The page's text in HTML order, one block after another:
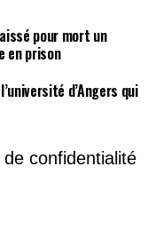
pour mort un
en prison
d’Angers qui
confidentialité